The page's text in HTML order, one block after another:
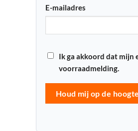
E-mailadres
Ik ga akkoord dat mijn
voorraadmelding.
Houd mij op de hoogte